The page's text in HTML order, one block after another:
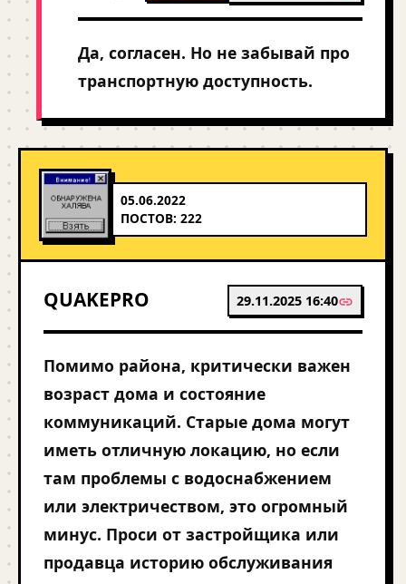
Да, согласен. Но не забывай про
транспортную доступность.
05.06.2022
ПОСТОВ: 222
QUAKEPRO 29.11.2025 16:40
Помимо района, критически важен
возраст дома и состояние
коммуникаций. Старые дома могут
иметь отличную локацию, но если
там проблемы с водоснабжением
или электричеством, это огромный
минус. Проси от застройщика или
продавца историю обслуживания